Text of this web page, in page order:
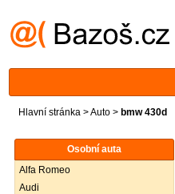
Hlavní stránka >Auto > bmw 430d
Osobní auta
Alfa Romeo
Audi